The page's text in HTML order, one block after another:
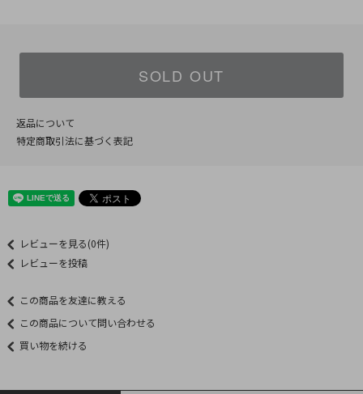
SOLD OUT
返品について
特定商取引法に基づく表記
レビューを見る(0件)
レビューを投稿
この商品を友達に教える
この商品について問い合わせる
買い物を続ける